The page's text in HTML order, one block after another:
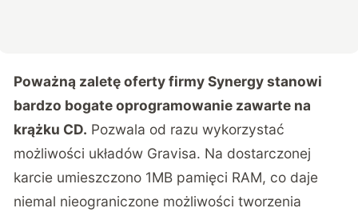
Poważną zaletę oferty firmy Synergy stanowi
bardzo bogate oprogramowanie zawarte na
krążku CD. Pozwala od razu wykorzystać
możliwości układów Gravisa. Na dostarczonej
karcie umieszczono 1MB pamięci RAM, co daje
niemal nieograniczone możliwości tworzenia